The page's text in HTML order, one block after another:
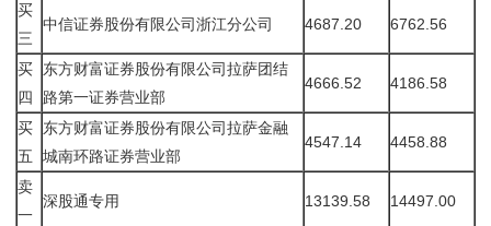
买
三
中信证券股份有限公司浙江分公司 4687.20 6762.56
买
四
东方财富证券股份有限公司拉萨团结
路第一证券营业部
4666.52 4186.58
买
五
东方财富证券股份有限公司拉萨金融
城南环路证券营业部
4547.14 4458.88
卖
一
深股通专用 13139.58 14497.00